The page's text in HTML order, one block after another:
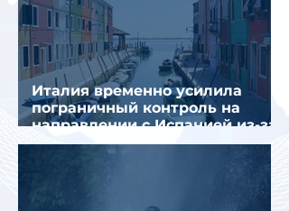
Италия временно усилила
пограничный контроль на
направлении с Испанией из-за
миграционного кризиса